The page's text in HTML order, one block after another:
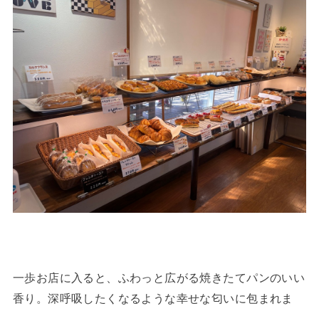
一歩お店に入ると、ふわっと広がる焼きたてパンのいい
香り。深呼吸したくなるような幸せな匂いに包まれま